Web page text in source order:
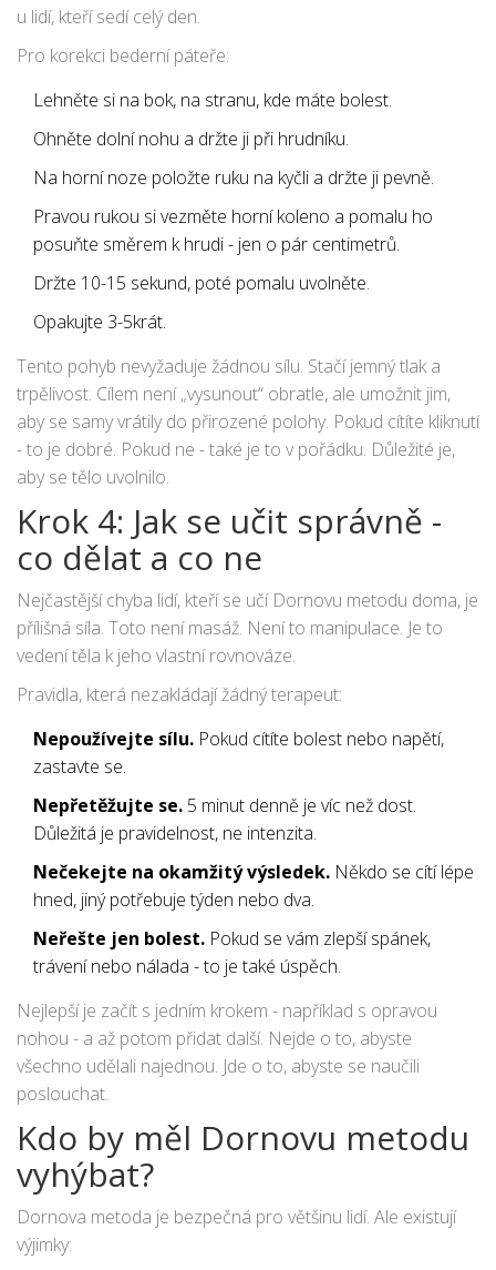
u lidí, kteří sedí celý den.
Pro korekci bederní páteře:
Lehněte si na bok, na stranu, kde máte bolest.
Ohněte dolní nohu a držte ji při hrudníku.
Na horní noze položte ruku na kyčli a držte ji pevně.
Pravou rukou si vezměte horní koleno a pomalu ho
posuňte směrem k hrudi - jen o pár centimetrů.
Držte 10-15 sekund, poté pomalu uvolněte.
Opakujte 3-5krát.
Tento pohyb nevyžaduje žádnou sílu. Stačí jemný tlak a
trpělivost. Cílem není „vysunout“ obratle, ale umožnit jim,
aby se samy vrátily do přirozené polohy. Pokud cítíte kliknutí
- to je dobré. Pokud ne - také je to v pořádku. Důležité je,
aby se tělo uvolnilo.
Krok 4: Jak se učit správně -
co dělat a co ne
Nejčastější chyba lidí, kteří se učí Dornovu metodu doma, je
přílišná síla. Toto není masáž. Není to manipulace. Je to
vedení těla k jeho vlastní rovnováze.
Pravidla, která nezakládají žádný terapeut:
Nepoužívejte sílu. Pokud cítíte bolest nebo napětí,
zastavte se.
Nepřetěžujte se. 5 minut denně je víc než dost.
Důležitá je pravidelnost, ne intenzita.
Nečekejte na okamžitý výsledek. Někdo se cítí lépe
hned, jiný potřebuje týden nebo dva.
Neřešte jen bolest. Pokud se vám zlepší spánek,
trávení nebo nálada - to je také úspěch.
Nejlepší je začít s jedním krokem - například s opravou
nohou - a až potom přidat další. Nejde o to, abyste
všechno udělali najednou. Jde o to, abyste se naučili
poslouchat.
Kdo by měl Dornovu metodu
vyhýbat?
Dornova metoda je bezpečná pro většinu lidí. Ale existují
výjimky: